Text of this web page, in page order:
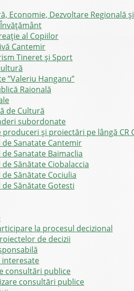
Economie, Dezvoltare Regională
al Copiilor
Cantemir
Tineret și Sport
”Valeriu Hanganu”
Raională
de Cultură
subordonate
produceri și proiectări pe lângă CR
de Sanatate Cantemir
de Sanatate Baimaclia
de Sănătate Ciobalaccia
de Sănătate Cociulia
de Sănătate Gotesti
la procesul decizional
de decizii
consultări publice
consultări publice